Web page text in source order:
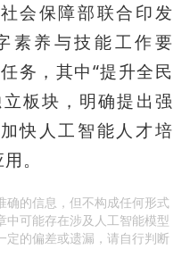
会保障部联合印发
素养与技能工作要
务，其中“提升全民
板块，明确提出强
快人工智能人才培
。
确的信息，但不构成任何形式
中可能存在涉及人工智能模型
定的偏差或遗漏，请自行判断